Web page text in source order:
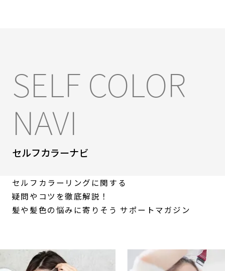
SELF COLOR
NAVI
セルフカラーナビ
セルフカラーリングに関する
疑問やコツを徹底解説！
髪や髪色の悩みに寄りそう サポートマガジン